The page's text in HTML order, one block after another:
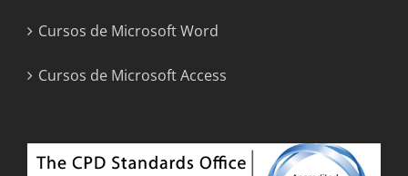
Cursos de Microsoft Word
Cursos de Microsoft Access